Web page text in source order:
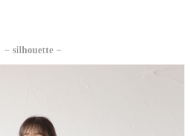
− silhouette −